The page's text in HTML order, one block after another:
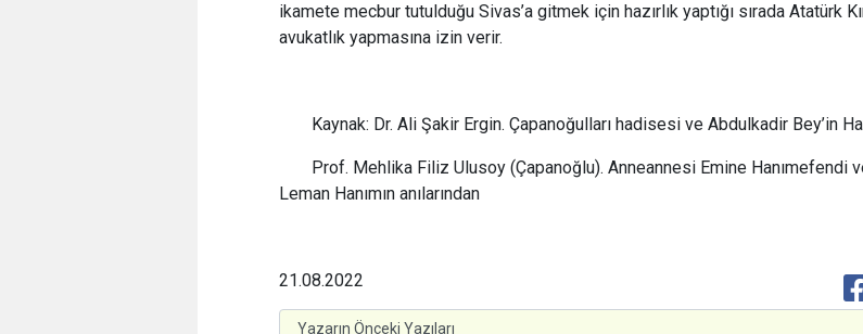
ikamete mecbur tutulduğu Sivas’a gitmek için hazırlık yaptığı sırada Atatürk
avukatlık yapmasına izin verir.
Kaynak: Dr. Ali Şakir Ergin. Çapanoğulları hadisesi ve Abdulkadir Bey’in
Prof. Mehlika Filiz Ulusoy (Çapanoğlu). Anneannesi Emine Hanımefendi
Leman Hanımın anılarından
21.08.2022